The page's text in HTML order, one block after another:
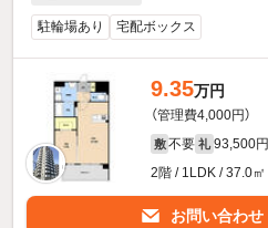
駐輪場あり 宅配ボックス
9.35万円
（管理費4,000円）
敷 不要 礼 93,500円
2階 / 1LDK / 37.0㎡
お問い合わせ